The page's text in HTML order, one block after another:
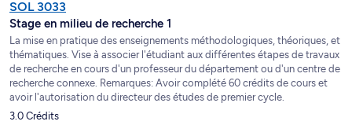
SOL 3033
Stage en milieu de recherche 1
La mise en pratique des enseignements méthodologiques, théoriques, et
thématiques. Vise à associer l'étudiant aux différentes étapes de travaux
de recherche en cours d'un professeur du département ou d'un centre de
recherche connexe. Remarques: Avoir complété 60 crédits de cours et
avoir l'autorisation du directeur des études de premier cycle.
3.0 Crédits